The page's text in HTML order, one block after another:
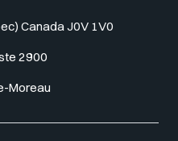
Canada J0V 1V0
2900
Moreau